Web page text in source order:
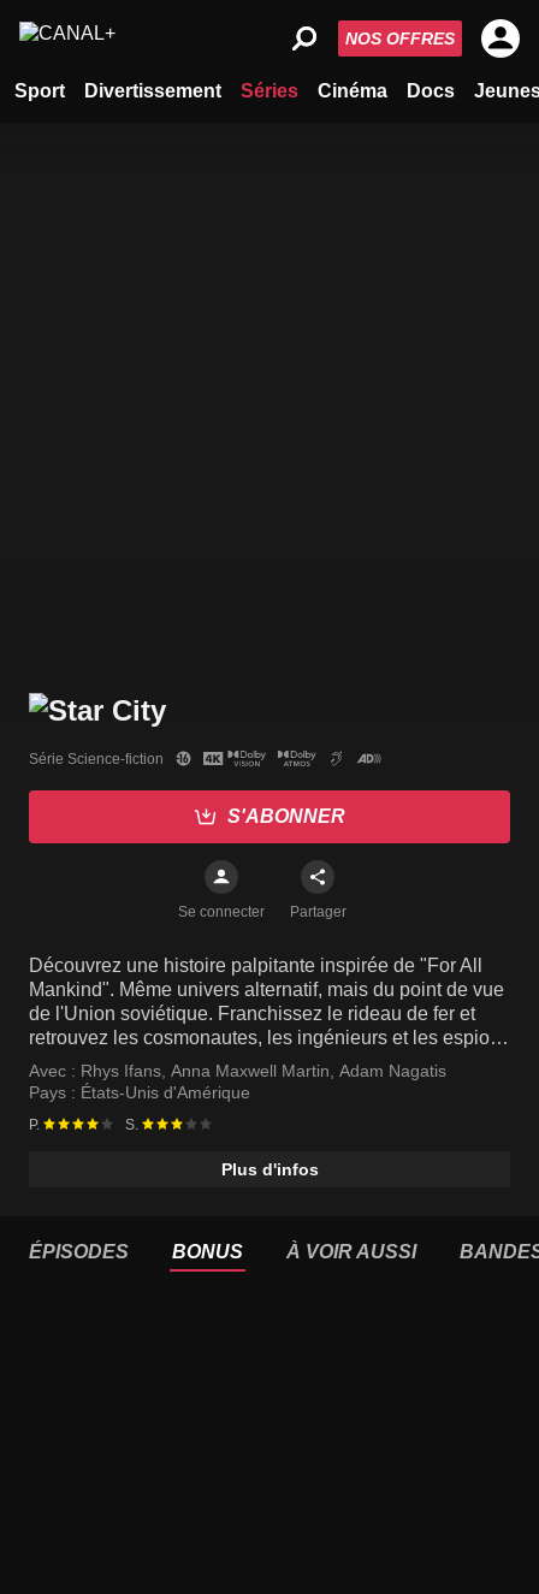
Sport Divertissement Séries Cinéma Docs
NOS OFFRES
Série Science-fiction
S'ABONNER
Se connecter Partager
Découvrez une histoire palpitante inspirée de "For All
Mankind". Même univers alternatif, mais du point de vue
de l'Union soviétique. Franchissez le rideau de fer et
retrouvez les cosmonautes, les ingénieurs et les espions
qui ont tout risqué pour remporter la course à l'espace.
Avec : Rhys Ifans, Anna Maxwell Martin, Adam Nagatis
Pays : États-Unis d'Amérique
P. S.
Plus d'infos
ÉPISODES BONUS À VOIR AUSSI